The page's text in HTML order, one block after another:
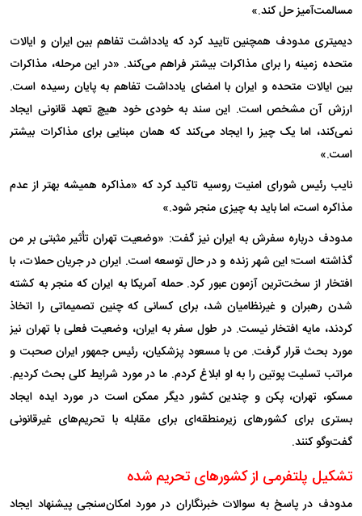
مسالمت‌آمیز حل کند.»
دیمیتری مدودف همچنین تایید کرد که یادداشت تفاهم بین ایران و ایالات
متحده زمینه را برای مذاکرات بیشتر فراهم می‌کند. «در این مرحله، مذاکرات
بین ایالات متحده و ایران با امضای یادداشت تفاهم به پایان رسیده است.
ارزش آن مشخص است. این سند به خودی خود هیچ تعهد قانونی ایجاد
نمی‌کند، اما یک چیز را ایجاد می‌کند که همان مبنایی برای مذاکرات بیشتر
است.»
نایب رئیس شورای امنیت روسیه تاکید کرد که «مذاکره همیشه بهتر از عدم
مذاکره است، اما باید به چیزی منجر شود.»
مدودف درباره سفرش به ایران نیز گفت: «وضعیت تهران تأثیر مثبتی بر من
گذاشته است؛ این شهر زنده و در حال توسعه است. ایران در جریان حملات، با
افتخار از سخت‌ترین آزمون عبور کرد. حمله آمریکا به ایران که منجر به کشته
شدن رهبران و غیرنظامیان شد، برای کسانی که چنین تصمیماتی را اتخاذ
کردند، مایه افتخار نیست. در طول سفر به ایران، وضعیت فعلی با تهران نیز
مورد بحث قرار گرفت. من با مسعود پزشکیان، رئیس جمهور ایران صحبت و
مراتب تسلیت پوتین را به او ابلاغ کردم. ما در مورد شرایط کلی بحث کردیم.
مسکو، تهران، پکن و چندین کشور دیگر ممکن است در مورد ایده ایجاد
بستری برای کشور‌های زیرمنطقه‌ای برای مقابله با تحریم‌های غیرقانونی
گفت‌و‌گو کنند.
تشکیل پلتفرمی از کشور‌های تحریم شده
مدودف در پاسخ به سوالات خبرنگاران در مورد امکان‌سنجی پیشنهاد ایجاد